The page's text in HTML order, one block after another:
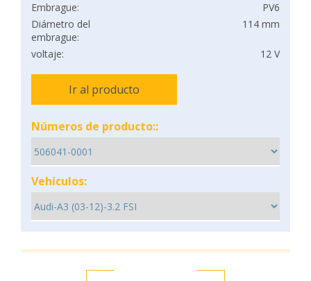
Embrague:
PV6
Diámetro del
embrague:
114 mm
voltaje: 12 V
Ir al producto
Números de producto::
Vehículos: